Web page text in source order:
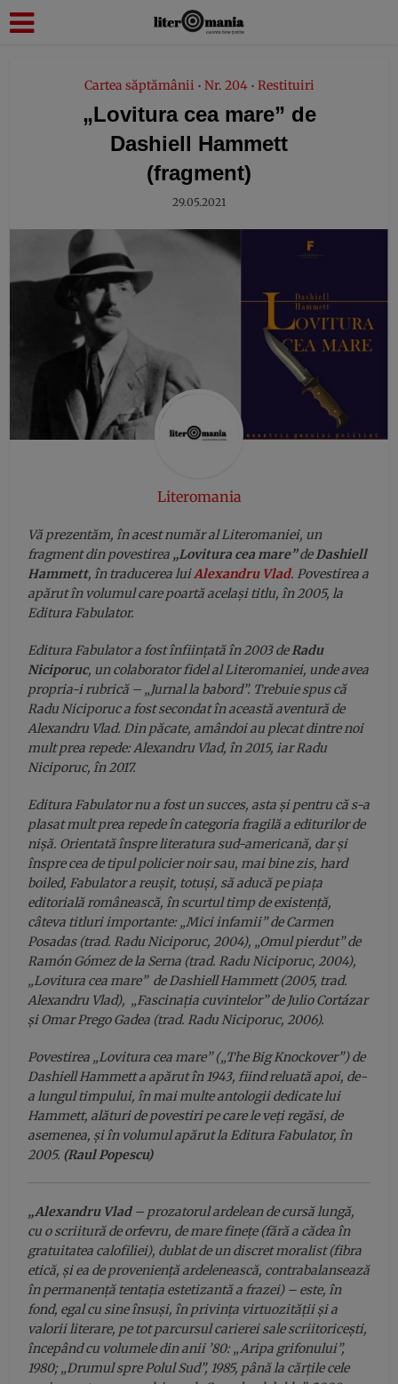
Cartea săptămânii • Nr. 204 • Restituiri
„Lovitura cea mare” de
Dashiell Hammett
(fragment)
29.05.2021
Literomania
Vă prezentăm, în acest număr al Literomaniei, un
fragment din povestirea „Lovitura cea mare”deDashiell
Hammett, în traducerea luiAlexandru Vlad. Povestirea a
apărut în volumul care poartă același titlu, în 2005, la
Editura Fabulator.
Editura Fabulator a fost înființată în 2003 deRadu
Niciporuc, un colaborator fidel al Literomaniei, unde avea
propria-i rubrică – „Jurnal la babord”. Trebuie spus că
Radu Niciporuc a fost secondat în această aventură de
Alexandru Vlad. Din păcate, amândoi au plecat dintre noi
mult prea repede: Alexandru Vlad, în 2015, iar Radu
Niciporuc, în 2017.
Editura Fabulator nu a fost un succes, asta și pentru că s-a
plasat mult prea repede în categoria fragilă a editurilor de
nișă. Orientată înspre literatura sud-americană, dar și
înspre cea de tipul policier noir sau, mai bine zis, hard
boiled, Fabulator a reușit, totuși, să aducă pe piața
editorială românească, în scurtul timp de existență,
câteva titluri importante: „Mici infamii” de Carmen
Posadas (trad. Radu Niciporuc, 2004), „Omul pierdut” de
Ramón Gómez de la Serna (trad. Radu Niciporuc, 2004),
„Lovitura cea mare” de Dashiell Hammett (2005, trad.
Alexandru Vlad), „Fascinaţia cuvintelor” de Julio Cortázar
şi Omar Prego Gadea (trad. Radu Niciporuc, 2006).
Povestirea „Lovitura cea mare” („The Big Knockover”) de
Dashiell Hammett a apărut în 1943, fiind reluată apoi, de-
a lungul timpului, în mai multe antologii dedicate lui
Hammett, alături de povestiri pe care le veți regăsi, de
asemenea, și în volumul apărut la Editura Fabulator, în
2005. (Raul Popescu)
„Alexandru Vlad– prozatorul ardelean de cursă lungă,
cu o scriitură de orfevru, de mare fineţe (fără a cădea în
gratuitatea calofiliei), dublat de un discret moralist (fibra
etică, şi ea de provenienţă ardelenească, contrabalansează
în permanenţă tentaţia estetizantă a frazei) – este, în
fond, egal cu sine însuşi, în privinţa virtuozităţii şi a
valorii literare, pe tot parcursul carierei sale scriitoriceşti,
începând cu volumele din anii ’80: „Aripa grifonului”,
1980; „Drumul spre Polul Sud”, 1985, până la cărţile cele
modal-check